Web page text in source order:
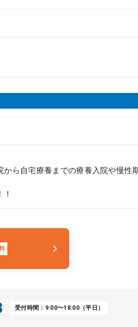
ら自宅療養までの療養入院や慢性
受付時間：9:00〜18:00（平日）